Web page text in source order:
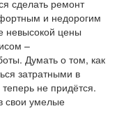
сделать ремонт
и недорогим
невысокой цены
–
Думать о том, как
затратными в
не придётся.
свои умелые